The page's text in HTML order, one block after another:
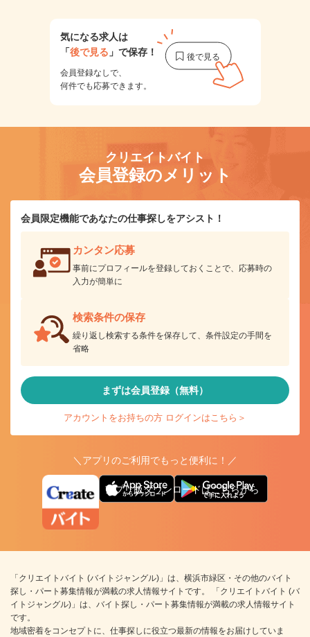
気になる求人は
「後で見る 」で保存！
会員登録なしで、
何件でも応募できます。
クリエイトバイト
会員登録のメリット
会員限定機能であなたの仕事探しをアシスト！
カンタン応募
事前にプロフィールを登録しておくことで、応募時の
入力が簡単に
検索条件の保存
繰り返し検索する条件を保存して、条件設定の手間を
省略
まずは会員登録（無料）
アカウントをお持ちの方 ログインはこちら＞
＼アプリのご利用でもっと便利に！／
アプリ版ダウンロードはこちらから
「クリエイトバイト (バイトジャングル)」は、横浜市緑区・その他のバイト
探し・パート募集情報が満載の求人情報サイトです。 「クリエイトバイト (バ
イトジャングル)」は、バイト探し・パート募集情報が満載の求人情報サイト
です。
地域密着をコンセプトに、仕事探しに役立つ最新の情報をお届けしていま